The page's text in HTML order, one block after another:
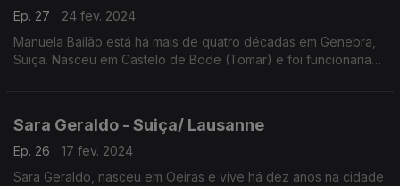
Ep. 27
24 fev. 2024
Manuela Bailão está há mais de quatro décadas em Genebra,
Suiça. Nasceu em Castelo de Bode (Tomar) e foi funcionária
Sara Geraldo - Suiça/ Lausanne
Ep. 26
17 fev. 2024
Sara Geraldo, nasceu em Oeiras e vive há dez anos na cidade